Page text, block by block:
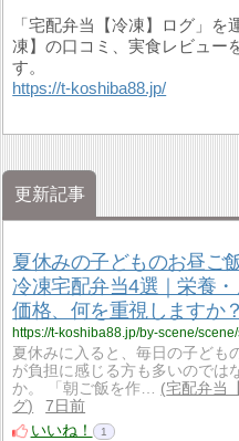
「宅配弁当【冷凍】ログ」
凍】の口コミ、実食レビュー
す。
https://t-koshiba88.jp/
更新記事
夏休みの子どものお昼ご
冷凍宅配弁当4選｜栄養・
価格、何を重視しますか？
夏休みに入ると、毎日の子ども
が負担に感じる方も多いのでは
か。 「朝ご飯を作…
宅配弁当
グ
7日前
いいね！
1